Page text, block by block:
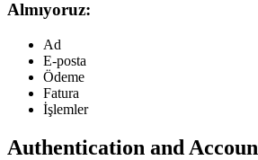
Almıyoruz:
Ad
E-posta
Ödeme
Fatura
İşlemler
Authentication and